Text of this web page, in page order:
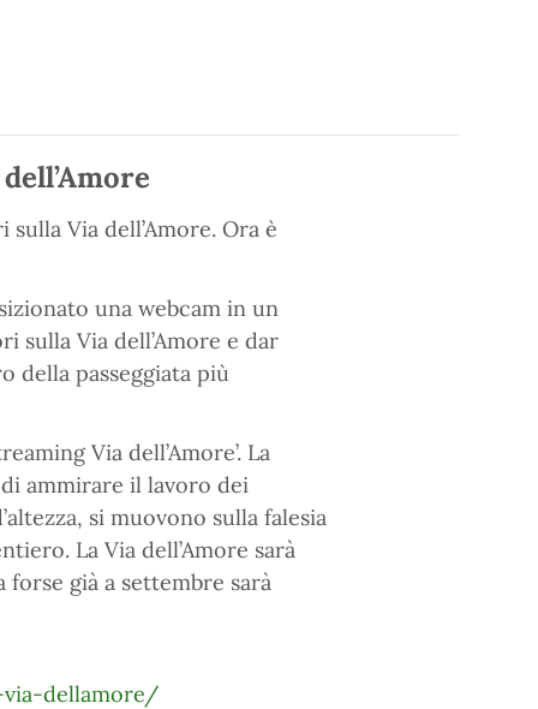
Via dell’Amore. Ora è
una webcam in un
sulla Via dell’Amore e dar
della passeggiata più
Via dell’Amore’. La
ammirare il lavoro dei
si muovono sulla falesia
La Via dell’Amore sarà
già a settembre sarà
dellamore/